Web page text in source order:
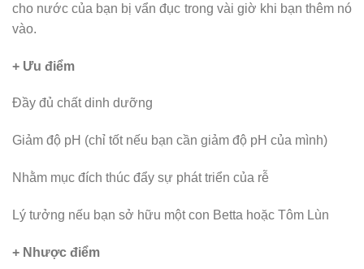
cho nước của bạn bị vẩn đục trong vài giờ khi bạn thêm nó
vào.
+ Ưu điểm
Đầy đủ chất dinh dưỡng
Giảm độ pH (chỉ tốt nếu bạn cần giảm độ pH của mình)
Nhằm mục đích thúc đẩy sự phát triển của rễ
Lý tưởng nếu bạn sở hữu một con Betta hoặc Tôm Lùn
+ Nhược điểm